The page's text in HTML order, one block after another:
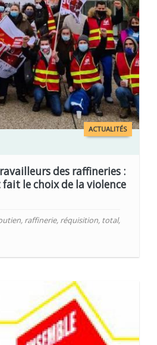
ACTUALITÉS
des raffineries :
le choix de la violence
, raffinerie, réquisition, total,